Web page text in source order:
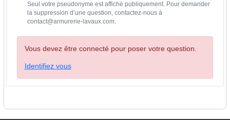
Seul votre pseudonyme est affiché publiquement. Pour demander
la suppression d’une question, contactez-nous à
contact@armurerie-lavaux.com.
Vous devez être connecté pour poser votre question.
Identifiez vous